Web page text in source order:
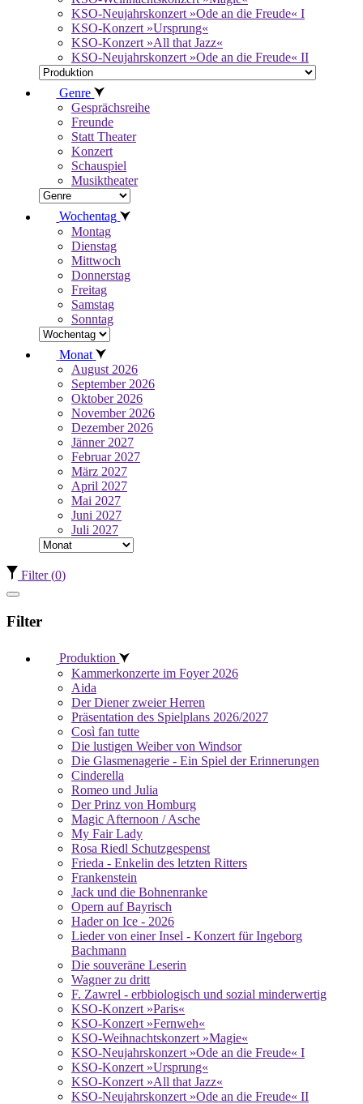
KSO-Neujahrskonzert »Ode an die Freude« I
KSO-Konzert »Ursprung«
KSO-Konzert »All that Jazz«
KSO-Neujahrskonzert »Ode an die Freude« II
Genre
Gesprächsreihe
Freunde
Statt Theater
Konzert
Schauspiel
Musiktheater
Wochentag
Montag
Dienstag
Mittwoch
Donnerstag
Freitag
Samstag
Sonntag
Monat
August 2026
September 2026
Oktober 2026
November 2026
Dezember 2026
Jänner 2027
Februar 2027
März 2027
April 2027
Mai 2027
Juni 2027
Juli 2027
Filter(0)
Filter
Produktion
Kammerkonzerte im Foyer 2026
Aida
Der Diener zweier Herren
Präsentation des Spielplans 2026/2027
Così fan tutte
Die lustigen Weiber von Windsor
Die Glasmenagerie - Ein Spiel der Erinnerungen
Cinderella
Romeo und Julia
Der Prinz von Homburg
Magic Afternoon / Asche
My Fair Lady
Rosa Riedl Schutzgespenst
Frieda - Enkelin des letzten Ritters
Frankenstein
Jack und die Bohnenranke
Opern auf Bayrisch
Hader on Ice - 2026
Lieder von einer Insel - Konzert für Ingeborg
Bachmann
Die souveräne Leserin
Wagner zu dritt
F. Zawrel - erbbiologisch und sozial minderwertig
KSO-Konzert »Paris«
KSO-Konzert »Fernweh«
KSO-Weihnachtskonzert »Magie«
KSO-Neujahrskonzert »Ode an die Freude« I
KSO-Konzert »Ursprung«
KSO-Konzert »All that Jazz«
KSO-Neujahrskonzert »Ode an die Freude« II